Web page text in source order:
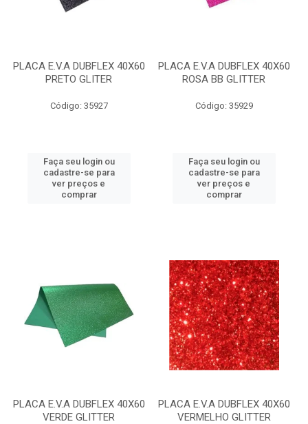
PLACA E.V.A DUBFLEX 40X60
PRETO GLITER
Código: 35927
Faça seu login ou
cadastre-se para
ver preços e
comprar
PLACA E.V.A DUBFLEX 40X60
ROSA BB GLITTER
Código: 35929
Faça seu login ou
cadastre-se para
ver preços e
comprar
PLACA E.V.A DUBFLEX 40X60
VERDE GLITTER
PLACA E.V.A DUBFLEX 40X60
VERMELHO GLITTER